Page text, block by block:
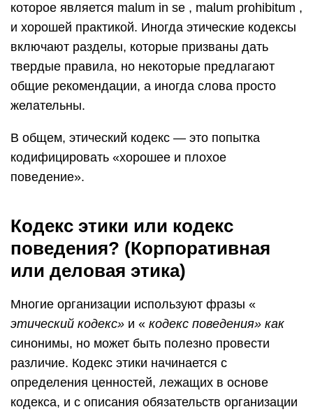
которое является malum in se , malum prohibitum ,
и хорошей практикой. Иногда этические кодексы
включают разделы, которые призваны дать
твердые правила, но некоторые предлагают
общие рекомендации, а иногда слова просто
желательны.
В общем, этический кодекс — это попытка
кодифицировать «хорошее и плохое
поведение».
Кодекс этики или кодекс
поведения? (Корпоративная
или деловая этика)
Многие организации используют фразы «
этический кодекс» и « кодекс поведения» как
синонимы, но может быть полезно провести
различие. Кодекс этики начинается с
определения ценностей, лежащих в основе
кодекса, и с описания обязательств организации